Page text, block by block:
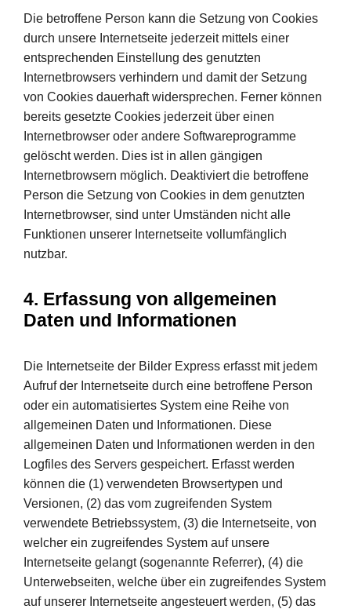
Die betroffene Person kann die Setzung von Cookies
durch unsere Internetseite jederzeit mittels einer
entsprechenden Einstellung des genutzten
Internetbrowsers verhindern und damit der Setzung
von Cookies dauerhaft widersprechen. Ferner können
bereits gesetzte Cookies jederzeit über einen
Internetbrowser oder andere Softwareprogramme
gelöscht werden. Dies ist in allen gängigen
Internetbrowsern möglich. Deaktiviert die betroffene
Person die Setzung von Cookies in dem genutzten
Internetbrowser, sind unter Umständen nicht alle
Funktionen unserer Internetseite vollumfänglich
nutzbar.
4. Erfassung von allgemeinen
Daten und Informationen
Die Internetseite der Bilder Express erfasst mit jedem
Aufruf der Internetseite durch eine betroffene Person
oder ein automatisiertes System eine Reihe von
allgemeinen Daten und Informationen. Diese
allgemeinen Daten und Informationen werden in den
Logfiles des Servers gespeichert. Erfasst werden
können die (1) verwendeten Browsertypen und
Versionen, (2) das vom zugreifenden System
verwendete Betriebssystem, (3) die Internetseite, von
welcher ein zugreifendes System auf unsere
Internetseite gelangt (sogenannte Referrer), (4) die
Unterwebseiten, welche über ein zugreifendes System
auf unserer Internetseite angesteuert werden, (5) das